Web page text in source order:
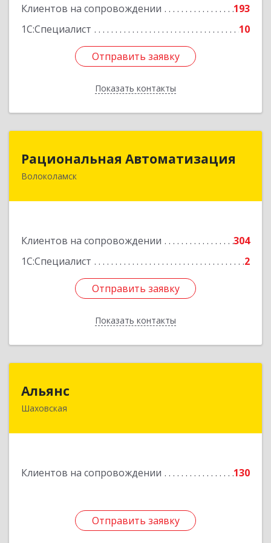
Клиентов на сопровождении
193
1С:Специалист
10
Отправить заявку
Показать контакты
Отправить заявку
Назад
Рациональная Автоматизация
Волоколамск
Клиентов на сопровождении
304
1С:Специалист
2
Отправить заявку
Показать контакты
143600, Московская обл, Волоколамский р-н,
Подробнее
Отправить заявку
Назад
Альянс
Шаховская
Клиентов на сопровождении 130
Отправить заявку
143700, Московская обл, Шаховской р-н,
Отправить заявку